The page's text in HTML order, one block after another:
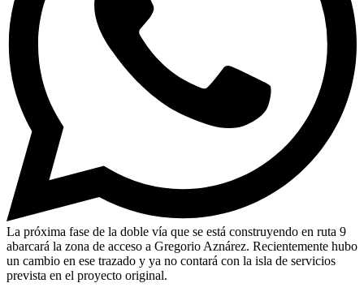
La próxima fase de la doble vía que se está construyendo en ruta 9
abarcará la zona de acceso a Gregorio Aznárez. Recientemente hubo
un cambio en ese trazado y ya no contará con la isla de servicios
prevista en el proyecto original.